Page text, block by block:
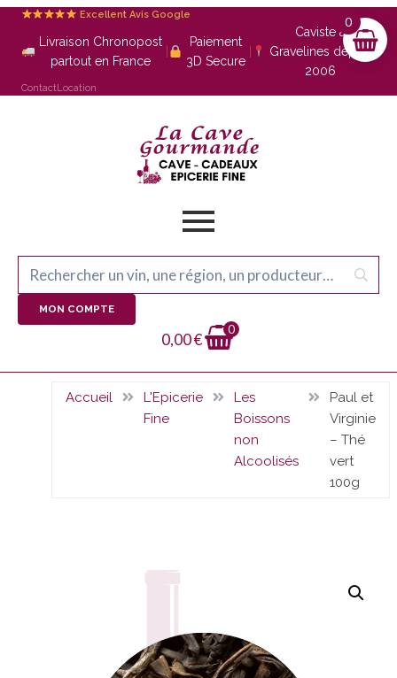
Excellent Avis Google
Livraison Chronopost
partout en France
Paiement
3D Secure
Caviste à
Gravelines depuis
2006
ContactLocation
MON COMPTE
0,00€
0
Accueil
L'Epicerie
Fine
Les
Boissons
non
Alcoolisés
Paul et
Virginie
– Thé
vert
100g
0